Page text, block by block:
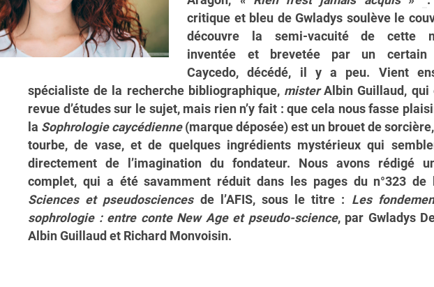
critique et bleu de Gwladys soulève le
découvre la semi-vacuité de cette
inventée et brevetée par un certain
Caycedo, décédé, il y a peu. Vient
spécialiste de la recherche bibliographique, misterAlbin Guillaud, qui
revue d’études sur le sujet, mais rien n’y fait : que cela nous fasse
la Sophrologie caycédienne(marque déposée) est un brouet de
tourbe, de vase, et de quelques ingrédients mystérieux qui
directement de l’imagination du fondateur. Nous avons rédigé
complet, qui a été savamment réduit dans les pages du n°323 de
Sciences et pseudosciencesde l’AFIS, sous le titre : Les
sophrologie : entre conte New Age et pseudo-science, par Gwladys
Albin Guillaud et Richard Monvoisin.